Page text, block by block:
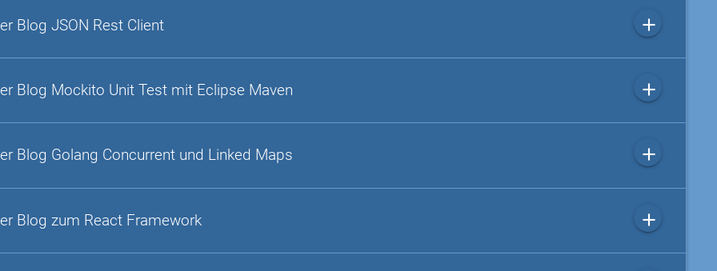
Blog JSON Rest Client add
Blog Mockito Unit Test mit Eclipse Maven add
Blog Golang Concurrent und Linked Maps add
Blog zum React Framework add